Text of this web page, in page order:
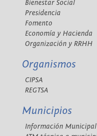
Bienestar Social
Presidencia
Fomento
Economía y Hacienda
Organización y RRHH
Organismos
CIPSA
REGTSA
Municipios
Información Municipal